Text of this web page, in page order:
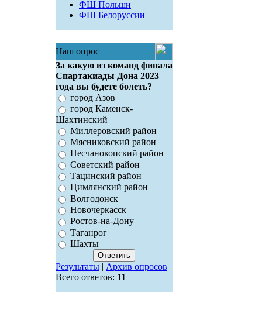
ФШ Польши
ФШ Белоруссии
Наш опрос
За какую из команд финала
Спартакиады Дона 2023
года вы будете болеть?
город Азов
город Каменск-
Шахтинский
Миллеровский район
Мясниковский район
Песчанокопский район
Советский район
Тацинский район
Цимлянский район
Волгодонск
Новочеркасск
Ростов-на-Дону
Таганрог
Шахты
Результаты| Архив опросов
Всего ответов: 11